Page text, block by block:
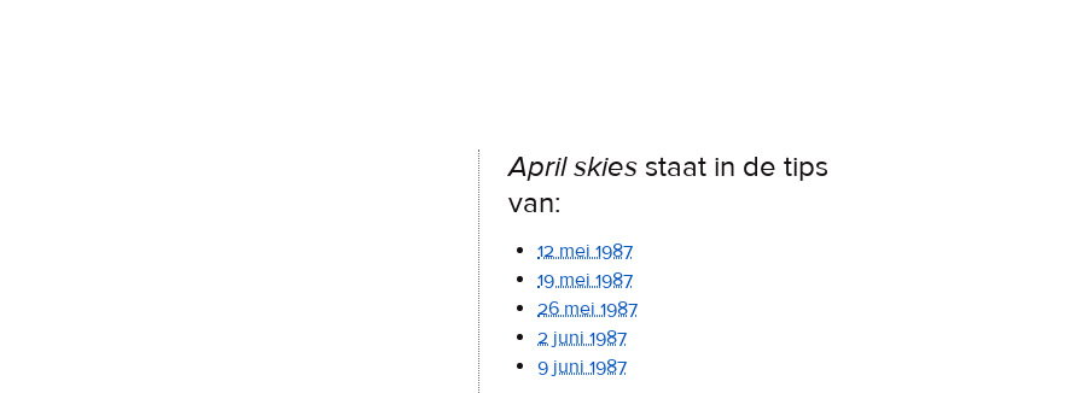
April skies staat in de tips
van:
12 mei 1987
19 mei 1987
26 mei 1987
2 juni 1987
9 juni 1987